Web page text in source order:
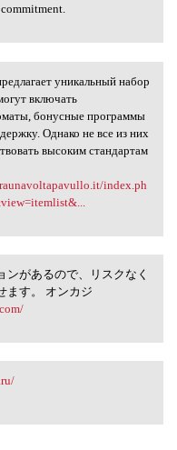
предлагает
уникальный набор
включать
бонусные программы
Однако не все из них
высоким стандартам
index.ph
プションがある
ンがあるので、リスクなく
ます。 オンカジ